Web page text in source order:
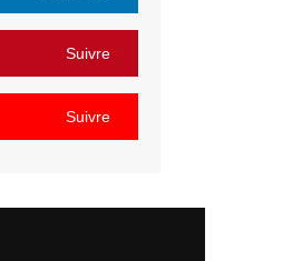
Suivre
Suivre